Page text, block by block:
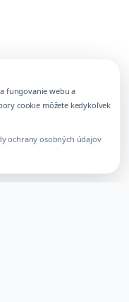
fungovanie webu a
cookie môžete kedykoľvek
ochrany osobných údajov